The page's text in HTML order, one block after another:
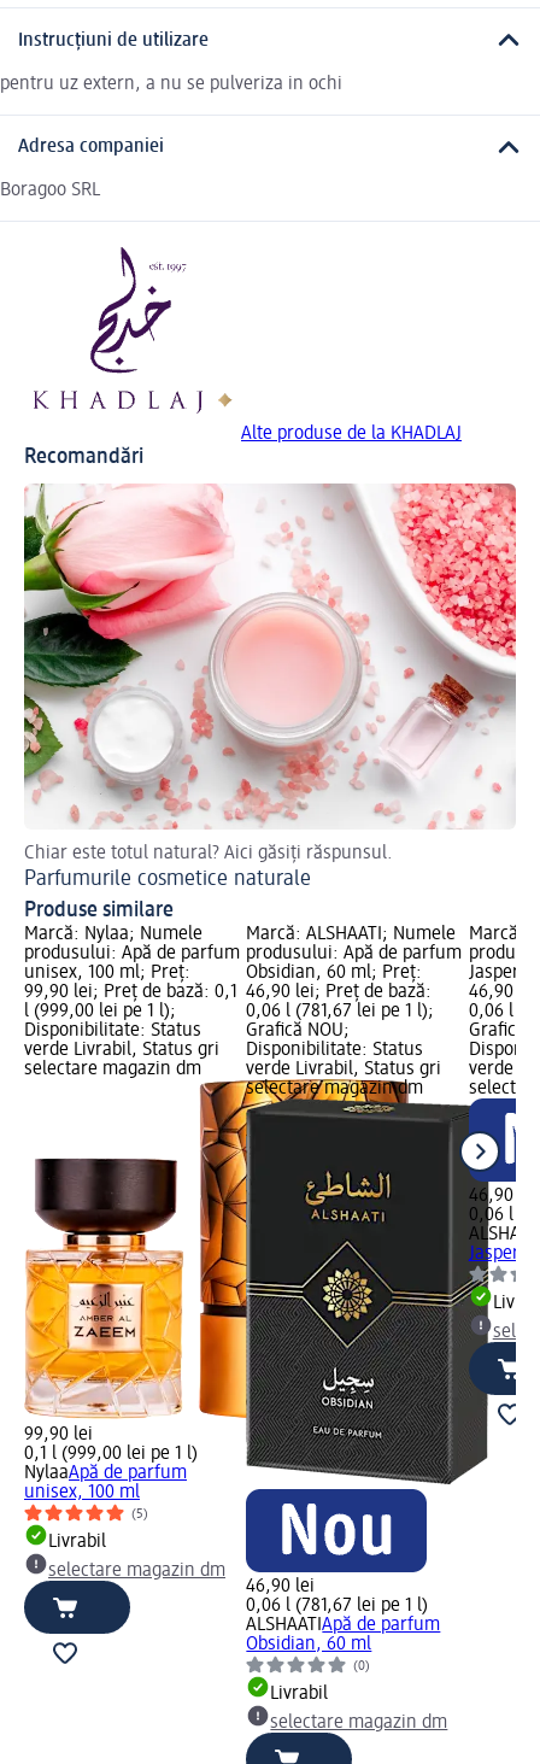
Instrucțiuni de utilizare
pentru uz extern, a nu se pulveriza in ochi
Adresa companiei
Boragoo SRL
Alte produse de la KHADLAJ
Recomandări
Chiar este totul natural? Aici găsiți răspunsul.
Parfumurile cosmetice naturale
Produse similare
Marcă: Nylaa; Numele
produsului: Apă de parfum
unisex, 100 ml; Preț:
99,90 lei; Preț de bază: 0,1
l (999,00 lei pe 1 l);
Disponibilitate: Status
verde Livrabil, Status gri
selectare magazin dm
99,90 lei
0,1 l (999,00 lei pe 1 l)
NylaaApă de parfum
unisex, 100 ml
(5)
Livrabil
selectare magazin dm
Marcă: ALSHAATI; Numele
produsului: Apă de parfum
Obsidian, 60 ml; Preț:
46,90 lei; Preț de bază:
0,06 l (781,67 lei pe 1 l);
Grafică NOU;
Disponibilitate: Status
verde Livrabil, Status gri
selectare magazin dm
46,90 lei
0,06 l (781,67 lei pe 1 l)
ALSHAATIApă de parfum
Obsidian, 60 ml
(0)
Livrabil
selectare magazin dm
Marcă:
Jasper,
46,90
0,06 l
Grafică
verde
46,90 lei
0,06 l
Jasper,